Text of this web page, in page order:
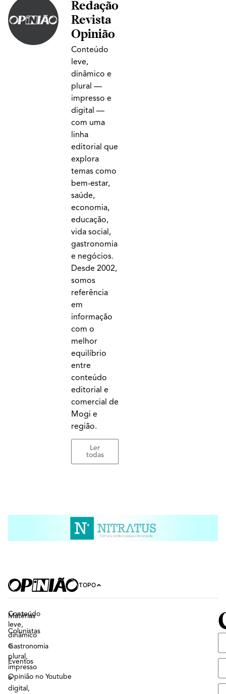
Redação
Revista
Opinião
Conteúdo
leve,
dinâmico e
plural —
impresso e
digital —
com uma
linha
editorial que
explora
temas como
bem-estar,
saúde,
economia,
educação,
vida social,
gastronomia
e negócios.
Desde 2002,
somos
referência
em
informação
com o
melhor
equilíbrio
entre
conteúdo
editorial e
comercial de
Mogi e
região.
Ler
todas
TOPO
Conteúdo
leve,
dinâmico
e
plural,
impresso
e
digital,
Matérias
Colunistas
Gastronomia
Eventos
Opinião no Youtube